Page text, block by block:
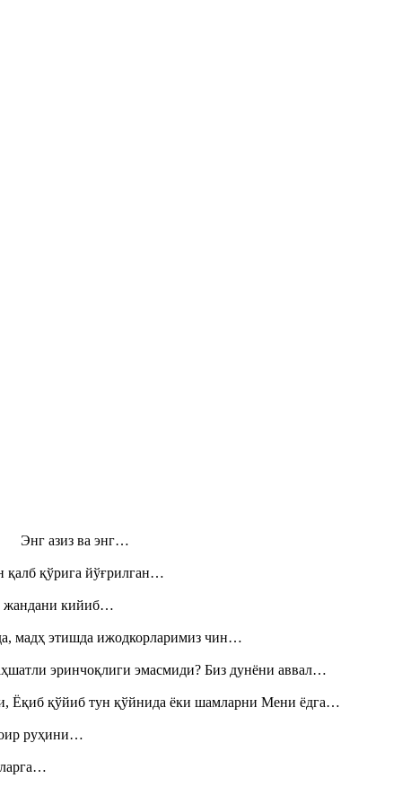
Энг азиз ва энг…
қалб қўрига йўғрилган…
жандани кийиб…
мадҳ этишда ижодкорларимиз чин…
эринчоқлиги эмасмиди? Биз дунёни аввал…
Ёқиб қўйиб тун қўйнида ёки шамларни Мени ёдга…
руҳини…